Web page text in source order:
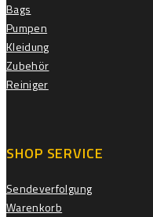
Bags
Pumpen
Kleidung
Zubehör
Reiniger
SHOP SERVICE
Sendeverfolgung
Warenkorb